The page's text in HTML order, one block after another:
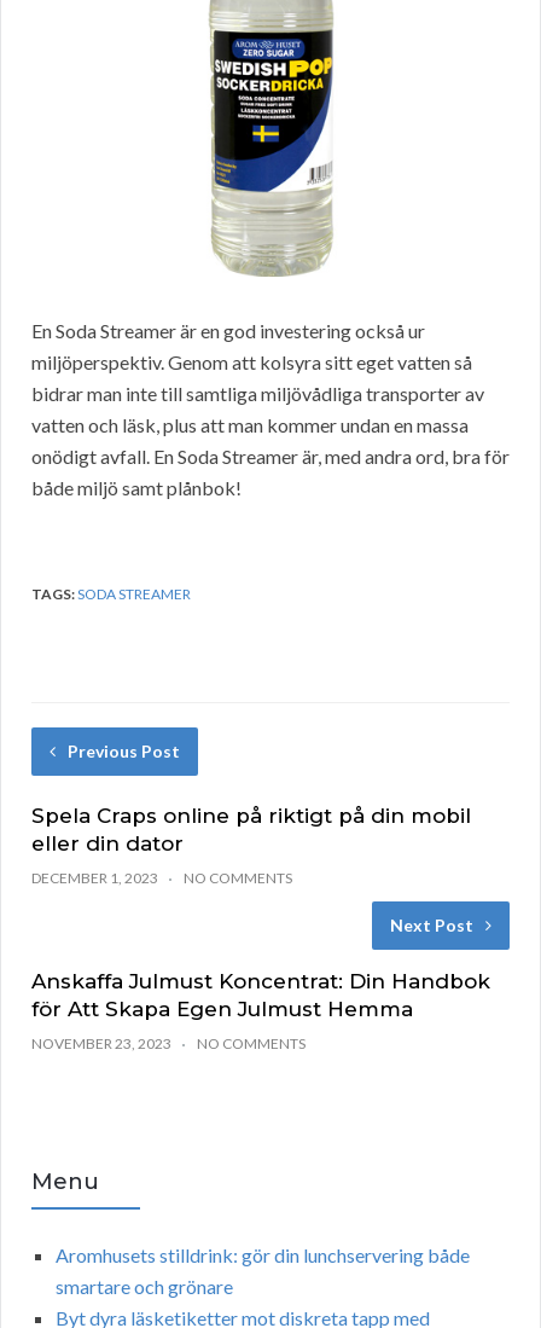
En Soda Streamer är en god investering också ur
miljöperspektiv. Genom att kolsyra sitt eget vatten så
bidrar man inte till samtliga miljövådliga transporter av
vatten och läsk, plus att man kommer undan en massa
onödigt avfall. En Soda Streamer är, med andra ord, bra för
både miljö samt plånbok!
TAGS:SODA STREAMER
Previous Post
Spela Craps online på riktigt på din mobil
eller din dator
DECEMBER 1, 2023 NO COMMENTS
Next Post
Anskaffa Julmust Koncentrat: Din Handbok
för Att Skapa Egen Julmust Hemma
NOVEMBER 23, 2023 NO COMMENTS
Menu
Aromhusets stilldrink: gör din lunchservering både
smartare och grönare
Byt dyra läsketiketter mot diskreta tapp med